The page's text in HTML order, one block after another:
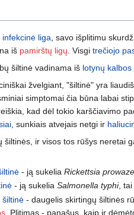
infekcinė liga , savo išplitimu
iš pamirštų ligų . Visgi trečiojo
šiltinė vadinama iš lotynų kalbos
žvelgiant, "šiltinė" yra
simptomai čia būna labai
kad dėl tokio karščiavimo
, sunkiais atvejais netgi ir
šiltinės, ir visos tos rūšys neretai
- ją sukeliaRickettsia
- ją sukeliaSalmonella typhi,
šiltinė - daugelis skirtingų šiltinės
. Plitimas - panašus, kaip ir